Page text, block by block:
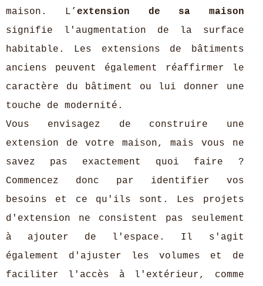
maison. L’extension de sa maison
signifie l'augmentation de la surface
habitable. Les extensions de bâtiments
anciens peuvent également réaffirmer le
caractère du bâtiment ou lui donner une
touche de modernité.
Vous envisagez de construire une
extension de votre maison, mais vous ne
savez pas exactement quoi faire ?
Commencez donc par identifier vos
besoins et ce qu'ils sont. Les projets
d'extension ne consistent pas seulement
à ajouter de l'espace. Il s'agit
également d'ajuster les volumes et de
faciliter l'accès à l'extérieur, comme